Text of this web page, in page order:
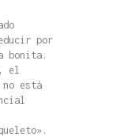
por
bonita.
el
no está